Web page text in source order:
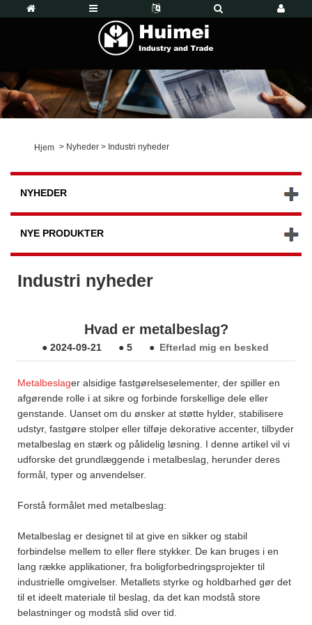
Hjem > Nyheder > Industri nyheder
NYHEDER
NYE PRODUKTER
Industri nyheder
Hvad er metalbeslag?
● 2024-09-21 ● 5 ● Efterlad mig en besked
Metalbeslager alsidige fastgørelseselementer, der spiller en
afgørende rolle i at sikre og forbinde forskellige dele eller
genstande. Uanset om du ønsker at støtte hylder, stabilisere
udstyr, fastgøre stolper eller tilføje dekorative accenter, tilbyder
metalbeslag en stærk og pålidelig løsning. I denne artikel vil vi
udforske det grundlæggende i metalbeslag, herunder deres
formål, typer og anvendelser.
Forstå formålet med metalbeslag:
Metalbeslag er designet til at give en sikker og stabil
forbindelse mellem to eller flere stykker. De kan bruges i en
lang række applikationer, fra boligforbedringsprojekter til
industrielle omgivelser. Metallets styrke og holdbarhed gør det
til et ideelt materiale til beslag, da det kan modstå store
belastninger og modstå slid over tid.